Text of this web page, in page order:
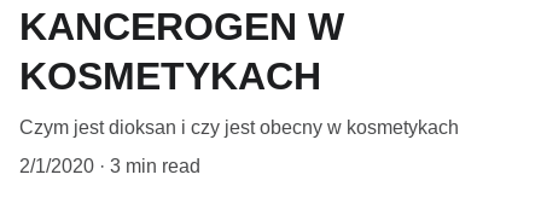
KANCEROGEN W
KOSMETYKACH
Czym jest dioksan i czy jest obecny w kosmetykach
2/1/2020
3 min read